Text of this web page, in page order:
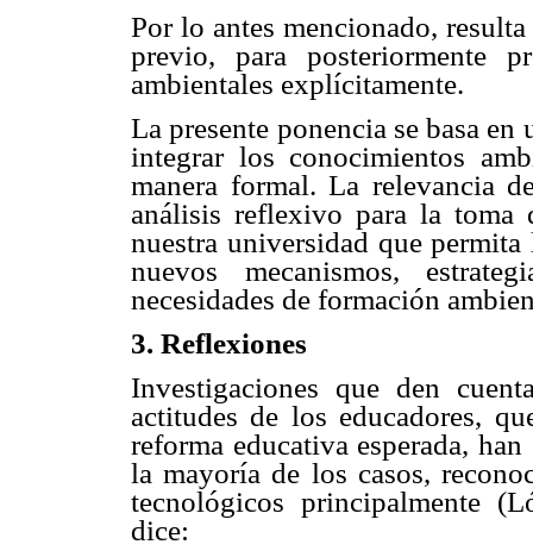
Por lo antes mencionado,
previo, para posteriormente
ambientales explícitamente.
La presente ponencia se basa
integrar los conocimientos
manera formal. La relevancia
análisis reflexivo para la toma
nuestra universidad que
nuevos mecanismos,
necesidades de formación
3. Reflexiones
Investigaciones que den
actitudes de los educadores,
reforma educativa esperada,
la mayoría de los casos,
tecnológicos principalmente
dice: